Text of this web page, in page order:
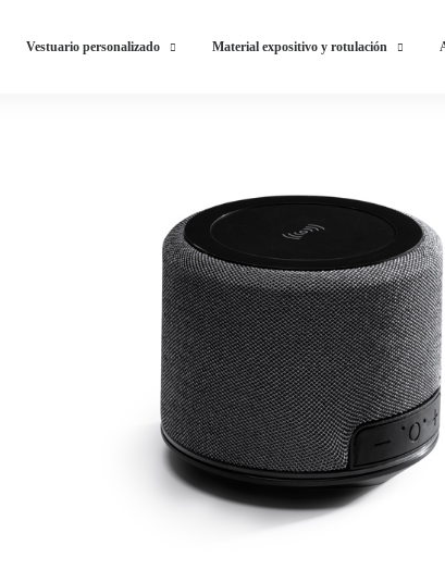
Vestuario personalizado Material expositivo y rotulación